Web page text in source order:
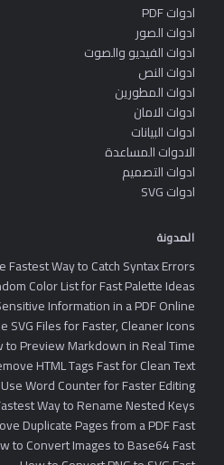
ادوات PDF
ادوات الصور
ادوات الفيديو والصوت
ادوات النص
ادوات المطورين
ادوات الامان
ادوات البيانات
الادوات المساعدة
ادوات التصميم
ادوات SVG
المدونة
Fastest Way to Catch Syntax Errors
Color List for Fast Palette Ideas
Information in a PDF Online
SVG Files for Faster, Cleaner Icons
to Preview Markdown in Real Time
HTML Tags Fast for Clean Text
Word Counter for Faster Editing
Way to Rename Nested Keys
Duplicate Pages from a PDF Fast
to Convert Images to Base64 Fast